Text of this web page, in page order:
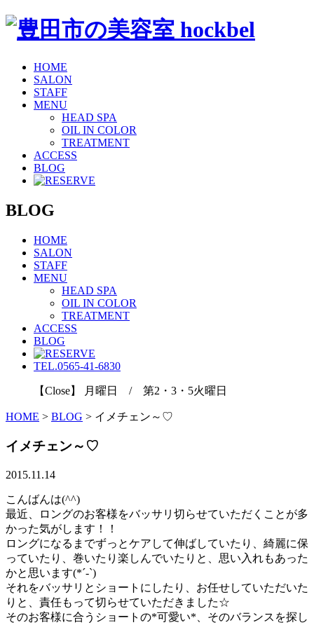
HOME
SALON
STAFF
MENU
HEAD SPA
OIL IN COLOR
TREATMENT
ACCESS
BLOG
BLOG
HOME
SALON
STAFF
MENU
HEAD SPA
OIL IN COLOR
TREATMENT
ACCESS
BLOG
TEL.0565-41-6830
【Close】 月曜日 / 第2・3・5火曜日
HOME > BLOG > イメチェン～♡
イメチェン～♡
2015.11.14
こんばんは(^^)
最近、ロングのお客様をバッサリ切らせていただくことが多
かった気がします！！
ロングになるまでずっとケアして伸ばしていたり、綺麗に保
っていたり、巻いたり楽しんでいたりと、思い入れもあった
かと思います(*´-`)
それをバッサリとショートにしたり、お任せしていただいた
りと、責任もって切らせていただきました☆
そのお客様に合うショートの*可愛い*、そのバランスを探し